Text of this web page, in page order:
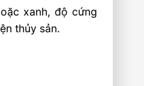
xanh, độ cứng
thủy sản.